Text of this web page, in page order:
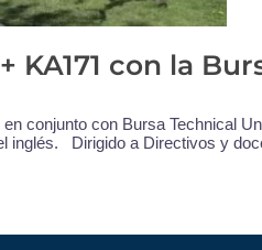
KA171 con la
conjunto con Bursa Technical
inglés. Dirigido a Directivos y